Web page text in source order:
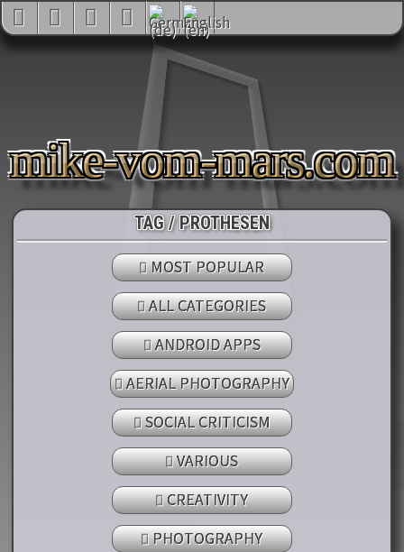
mike-vom-mars.com
TAG / PROTHESEN
MOST POPULAR
ALL CATEGORIES
ANDROID APPS
AERIAL PHOTOGRAPHY
SOCIAL CRITICISM
VARIOUS
CREATIVITY
PHOTOGRAPHY